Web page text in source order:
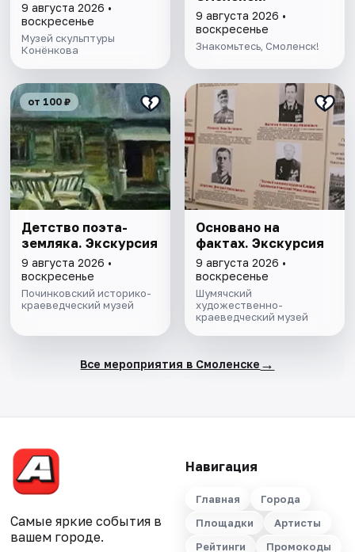
9 августа 2026 •
воскресенье
Музей скульптуры
Конёнкова
9 августа 2026 •
воскресенье
Знакомьтесь, Смоленск!
от 100 ₽
Детство поэта-
земляка. Экскурсия
9 августа 2026 •
воскресенье
Починковский историко-
краеведческий музей
Основано на
фактах. Экскурсия
9 августа 2026 •
воскресенье
Шумячский
художественно-
краеведческий музей
Все мероприятия в Смоленске →
Самые яркие события в
вашем городе.
Навигация
Главная
Города
Площадки
Артисты
Рейтинги
Промокоды